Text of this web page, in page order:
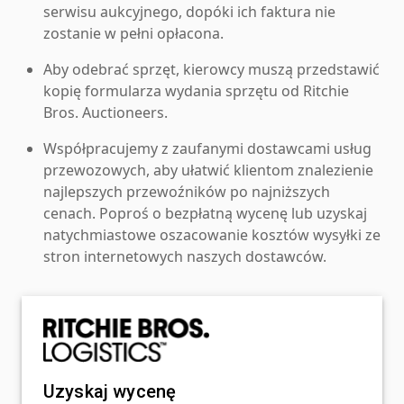
serwisu aukcyjnego, dopóki ich faktura nie
zostanie w pełni opłacona.
Aby odebrać sprzęt, kierowcy muszą przedstawić
kopię formularza wydania sprzętu od Ritchie
Bros. Auctioneers.
Współpracujemy z zaufanymi dostawcami usług
przewozowych, aby ułatwić klientom znalezienie
najlepszych przewoźników po najniższych
cenach. Poproś o bezpłatną wycenę lub uzyskaj
natychmiastowe oszacowanie kosztów wysyłki ze
stron internetowych naszych dostawców.
Uzyskaj wycenę